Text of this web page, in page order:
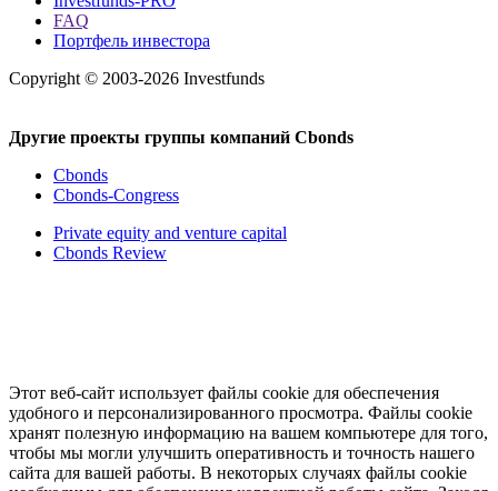
FAQ
Портфель инвестора
Copyright © 2003-2026 Investfunds
Другие проекты группы компаний Cbonds
Cbonds
Cbonds-Congress
Private equity and venture capital
Cbonds Review
Этот веб-сайт использует файлы cookie для обеспечения
удобного и персонализированного просмотра. Файлы cookie
хранят полезную информацию на вашем компьютере для того,
чтобы мы могли улучшить оперативность и точность нашего
сайта для вашей работы. В некоторых случаях файлы cookie